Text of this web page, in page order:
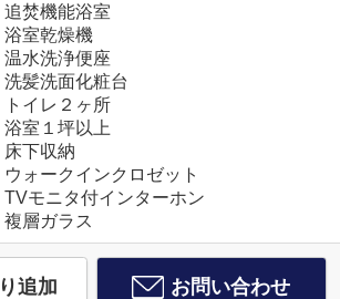
追焚機能浴室
浴室乾燥機
温水洗浄便座
洗髪洗面化粧台
トイレ２ヶ所
浴室１坪以上
床下収納
ウォークインクロゼット
TVモニタ付インターホン
複層ガラス
追加 お問い合わせ